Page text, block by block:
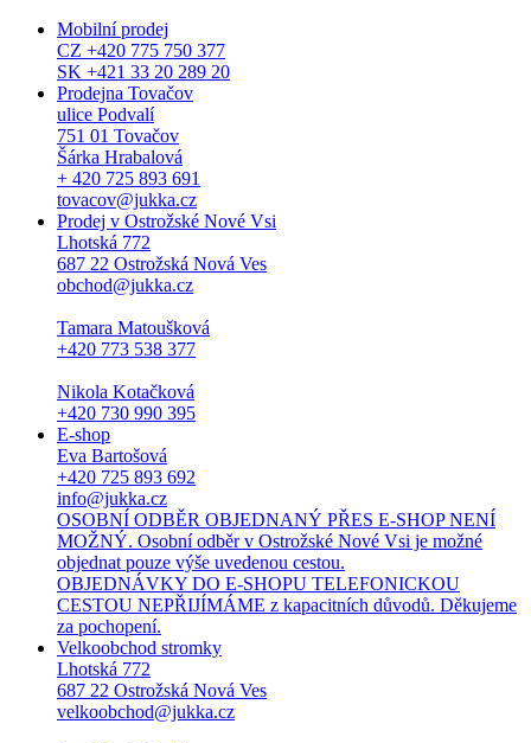
Mobilní prodej
CZ +420 775 750 377
SK +421 33 20 289 20
Prodejna Tovačov
ulice Podvalí
751 01 Tovačov
Šárka Hrabalová
+ 420 725 893 691
tovacov@jukka.cz
Prodej v Ostrožské Nové Vsi
Lhotská 772
687 22 Ostrožská Nová Ves
obchod@jukka.cz
Tamara Matoušková
+420 773 538 377
Nikola Kotačková
+420 730 990 395
E-shop
Eva Bartošová
+420 725 893 692
info@jukka.cz
OSOBNÍ ODBĚR OBJEDNANÝ PŘES E-SHOP NENÍ
MOŽNÝ. Osobní odběr v Ostrožské Nové Vsi je možné
objednat pouze výše uvedenou cestou.
OBJEDNÁVKY DO E-SHOPU TELEFONICKOU
CESTOU NEPŘIJÍMÁME z kapacitních důvodů. Děkujeme
za pochopení.
Velkoobchod stromky
Lhotská 772
687 22 Ostrožská Nová Ves
velkoobchod@jukka.cz